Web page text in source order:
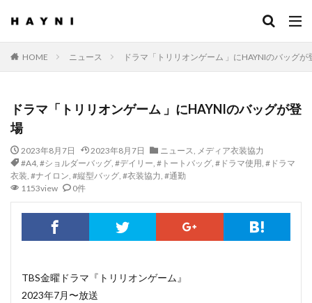
HOME ニュース ドラマ「トリリオンゲーム 」にHAYNIのバッグが
ドラマ「トリリオンゲーム 」にHAYNIのバッグが登
場
2023年8月7日 2023年8月7日 ニュース, メディア衣装協力
#A4, #ショルダーバッグ, #デイリー, #トートバッグ, #ドラマ使用, #ドラマ
衣装, #ナイロン, #縦型バッグ, #衣装協力, #通勤
1153view
0件
TBS金曜ドラマ『トリリオンゲーム』
2023年7月〜放送